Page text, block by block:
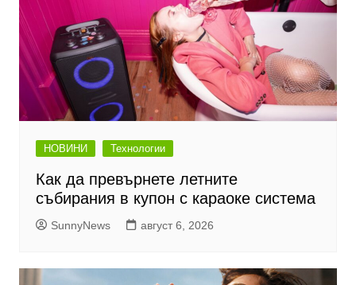
НОВИНИ Технологии
Как да превърнете летните
събирания в купон с караоке система
SunnyNews август 6, 2026